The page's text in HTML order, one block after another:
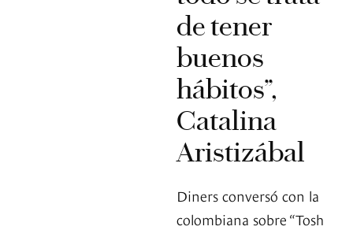
de tener
buenos
hábitos”,
Catalina
Aristizábal
Diners conversó con la
colombiana sobre “Tosh